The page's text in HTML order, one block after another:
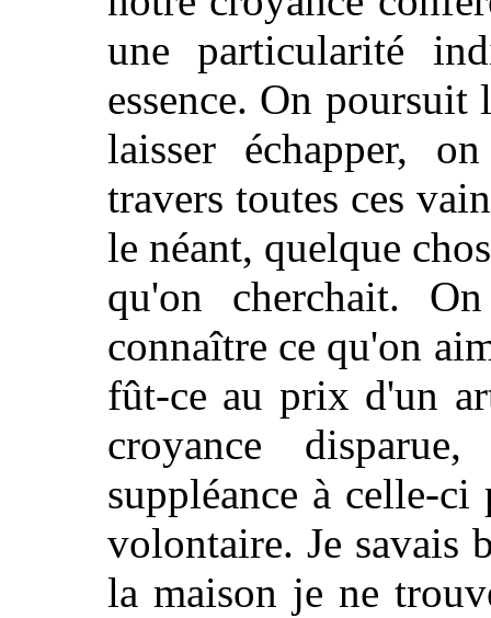
une particularité
essence. On
laisser échapper,
travers toutes ces
le néant, quelque
qu'on cherchait.
connaître ce qu'on
fût-ce au prix d'un
croyance
suppléance à celle-
volontaire. Je savais
la maison je ne